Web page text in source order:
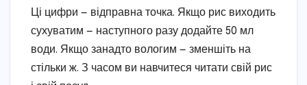
Ці цифри — відправна точка. Якщо рис виходить
сухуватим — наступного разу додайте 50 мл
води. Якщо занадто вологим — зменшіть на
стільки ж. З часом ви навчитеся читати свій рис